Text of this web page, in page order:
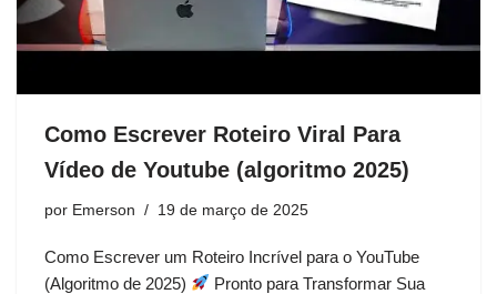
Como Escrever Roteiro Viral Para
Vídeo de Youtube (algoritmo 2025)
por Emerson 19 de março de 2025
Como Escrever um Roteiro Incrível para o YouTube
(Algoritmo de 2025)
Pronto para Transformar Sua